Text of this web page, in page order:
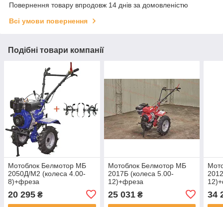
Повернення товару впродовж 14 днів за домовленістю
Всі умови повернення
Подібні товари компанії
Мотоблок Белмотор МБ
2050Д/М2 (колеса 4.00-
8)+фреза
20 295 ₴
Мотоблок Белмотор МБ
2017Б (колеса 5.00-
12)+фреза
25 031₴ 34